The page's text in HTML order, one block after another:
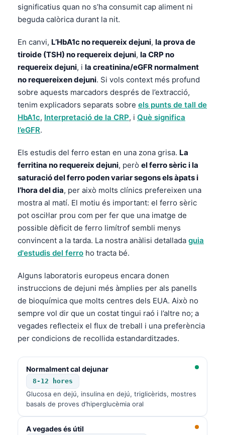
significatius quan no s’ha consumit cap aliment ni
beguda calòrica durant la nit.
En canvi, L’HbA1c no requereix dejuni, la prova de
tiroide (TSH) no requereix dejuni, la CRP no
requereix dejuni, i la creatinina/eGFR normalment
no requereixen dejuni. Si vols context més profund
sobre aquests marcadors després de l’extracció,
tenim explicadors separats sobre els punts de tall de
HbA1c, Interpretació de la CRP, i Què significa
l’eGFR.
Els estudis del ferro estan en una zona grisa. La
ferritina no requereix dejuni, però el ferro sèric i la
saturació del ferro poden variar segons els àpats i
l’hora del dia, per això molts clínics prefereixen una
mostra al matí. El motiu és important: el ferro sèric
pot oscil·lar prou com per fer que una imatge de
possible dèficit de ferro limítrof sembli menys
convincent a la tarda. La nostra anàlisi detallada guia
d'estudis del ferro ho tracta bé.
Alguns laboratoris europeus encara donen
instruccions de dejuni més àmplies per als panells
de bioquímica que molts centres dels EUA. Això no
sempre vol dir que un costat tingui raó i l’altre no; a
vegades reflecteix el flux de treball i una preferència
per condicions de recollida estandarditzades.
Normalment cal dejunar
8-12 hores
Glucosa en dejú, insulina en dejú, triglicèrids, mostres
basals de proves d’hiperglucèmia oral
A vegades és útil